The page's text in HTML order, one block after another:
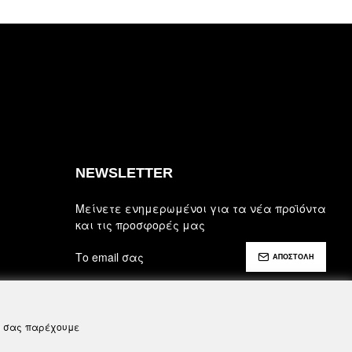
NEWSLETTER
Μείνετε ενημερωμένοι για τα νέα προϊόντα
και τις προσφορές μας
ΑΠΟΣΤΟΛΗ
σας παρέχουμε